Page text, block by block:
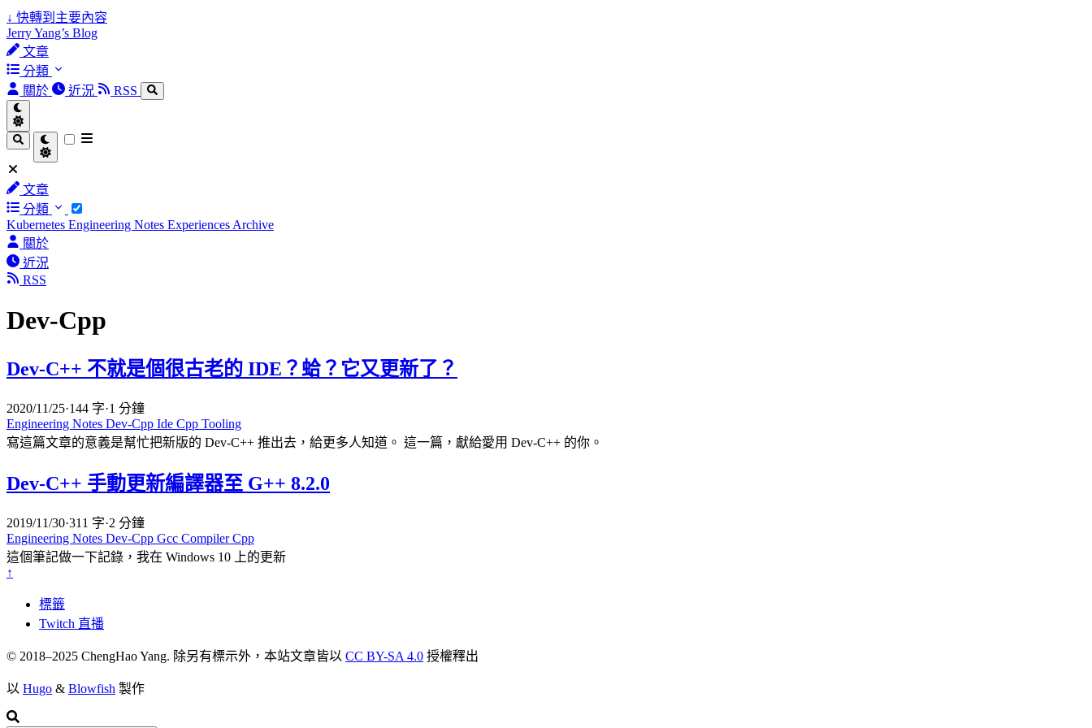
↓ 快轉到主要內容
Jerry Yang’s Blog
文章
分類
關於
近況 RSS
文章
分類
Kubernetes Engineering Notes Experiences Archive
關於
近況
RSS
Dev-Cpp
Dev-C++ 不就是個很古老的 IDE？蛤？它又更新了？
2020/11/25·144 字·1 分鐘
Engineering Notes Dev-Cpp Ide Cpp Tooling
寫這篇文章的意義是幫忙把新版的 Dev-C++ 推出去，給更多人知道。 這一篇，獻給愛用 Dev-C++ 的你。
Dev-C++ 手動更新編譯器至 G++ 8.2.0
2019/11/30·311 字·2 分鐘
Engineering Notes Dev-Cpp Gcc CompilerCpp
這個筆記做一下記錄，我在 Windows 10 上的更新
↑
標籤
Twitch 直播
© 2018–2025 ChengHao Yang. 除另有標示外，本站文章皆以 CC BY-SA 4.0 授權釋出
以 Hugo & Blowfish 製作